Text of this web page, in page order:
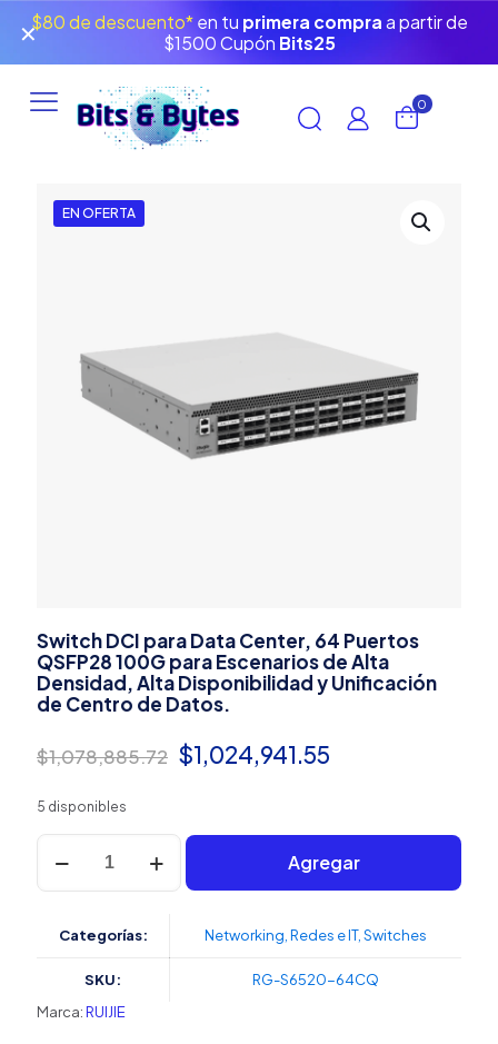
$80 de descuento*en tu primera compra a partir de
$1500 Cupón Bits25
✕
0
EN OFERTA
Switch DCI para Data Center, 64 Puertos
QSFP28 100G para Escenarios de Alta
Densidad, Alta Disponibilidad y Unificación
de Centro de Datos.
$1,078,885.72 El
$1,078,885.72.
$1,024,941.55
es:
$1,024,941.55.
5 disponibles
Switch
DCI
para
Center,
QSFP28
100G
Agregar
Categorías: Networking Redes e IT, Switches
SKU:
RG-S6520-64CQ
Marca:RUIJIE